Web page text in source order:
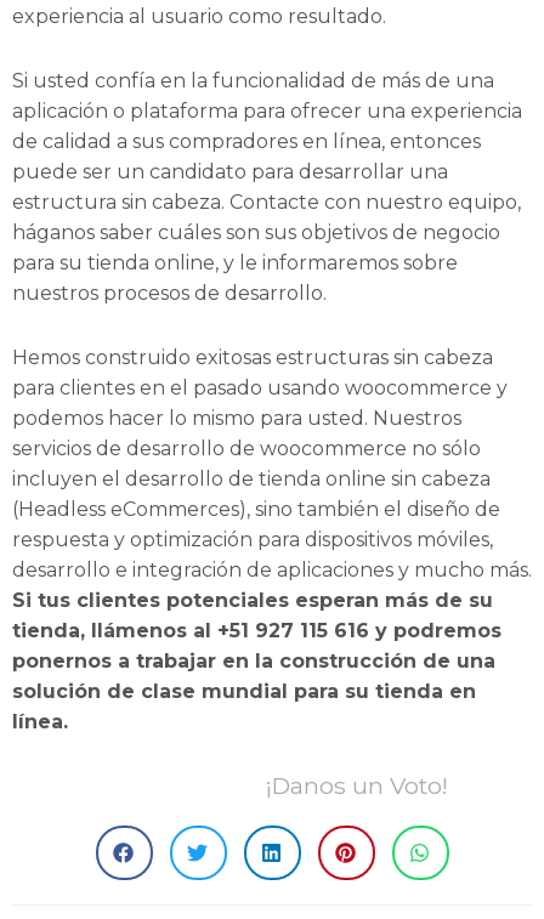
experiencia al usuario como resultado.
Si usted confía en la funcionalidad de más de una
aplicación o plataforma para ofrecer una experiencia
de calidad a sus compradores en línea, entonces
puede ser un candidato para desarrollar una
estructura sin cabeza. Contacte con nuestro equipo,
háganos saber cuáles son sus objetivos de negocio
para su tienda online, y le informaremos sobre
nuestros procesos de desarrollo.
Hemos construido exitosas estructuras sin cabeza
para clientes en el pasado usando woocommerce y
podemos hacer lo mismo para usted. Nuestros
servicios de desarrollo de woocommerce no sólo
incluyen el desarrollo de tienda online sin cabeza
(Headless eCommerces), sino también el diseño de
respuesta y optimización para dispositivos móviles,
desarrollo e integración de aplicaciones y mucho más.
Si tus clientes potenciales esperan más de su
tienda, llámenos al +51 927 115 616 y podremos
ponernos a trabajar en la construcción de una
solución de clase mundial para su tienda en
línea.
¡Danos un Voto!